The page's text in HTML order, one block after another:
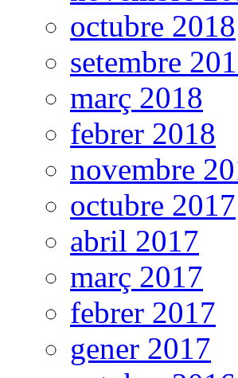
octubre 2018
setembre
març 2018
febrer 2018
novembre
octubre 2017
abril 2017
març 2017
febrer 2017
gener 2017